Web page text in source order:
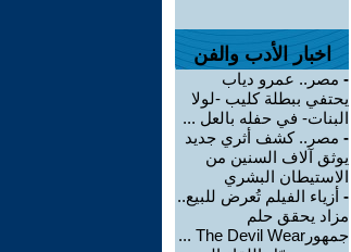
اخبار الأدب والفن
- مصر.. عمرو دياب
يحتفي ببطلة كليب -لولا
البنات- في حفله بالعل ...
- مصر.. كشف أثري جديد
يوثق آلاف السنين من
الاستيطان البشري
- أزياء الفيلم تُعرض للبيع..
مزاد يحقق حلم
جمهورThe Devil Wear ...